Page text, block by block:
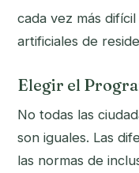
cada vez más
artificiales de
Elegir el
No todas las
son iguales. Las
las normas de